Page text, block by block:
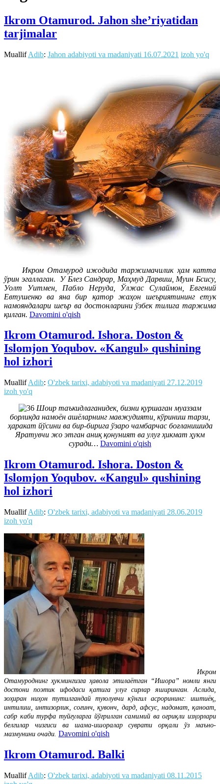
Ikrom Otamurod. Jahon she’riyatidan
tarjimalar
MuallifAdib: Jahon adabiyoti va madaniyati 16.07.2021 izoh yo'q
Икром Отамурод ижодида таржимачилик ҳам катта
ўрин эгаллаган. У Блез Сандрар, Маҳмуд Дарвиш, Муин Бсису,
Уолт Уитмен, Пабло Неруда, Ўлжас Сулаймон, Евгений
Евтушенко ва яна бир қатор жаҳон шеъриятининг етук
намояндалари шеър ва достонларини ўзбек тилига таржима
қилган. Davomini o'qish
Ikrom Otamurod. Ishora. Doston &
Islomjon Yoqubov. «Kangul» qushining
hol izhori
MuallifAdib: O'zbek tarixi, adabiyoti va madaniyati 27.12.2019
izoh yo'q
Шоир таъкидлаганидек, бизни қуршаган муаззам
борлиқда намоён ашёларнинг мавжудияти, кўриниш тарзи,
ҳаракат йўсини ва бир-бирига ўзаро чамбарчас боғланишида
Яратувчи жо этган аниқ қонуният ва улуғ ҳикмат ҳукм
суради… Davomini o'qish
Ikrom Otamurod. Ishora. Doston &
Islomjon Yoqubov. «Kangul» qushining
hol izhori
MuallifAdib: O'zbek tarixi, adabiyoti va madaniyati 28.06.2019
izoh yo'q
Икром
Отамуроднинг ҳукмингизга ҳавола этилаётган “Ишора” номли янги
достони поэтик ифодаси қатига улуғ сирлар яширинган. Аслида,
зоҳиран ниҳон тутилгандай туюлувчи кўнгил асрорининг: иштиёқ,
интилиш, интизорлик, соғинч, қувонч, дард, афсус, надомат, қаноат,
сабр каби турфа туйғуларга йўғрилган самимий ва оғриқли изҳорлари
белгилар чизгиси ва шама-ишоралар суврати орқали ўз маъно-
мазмунини очади. Davomini o'qish
Ikrom Otamurod. Balki
MuallifAdib: O'zbek tarixi, adabiyoti va madaniyati 08.11.2015